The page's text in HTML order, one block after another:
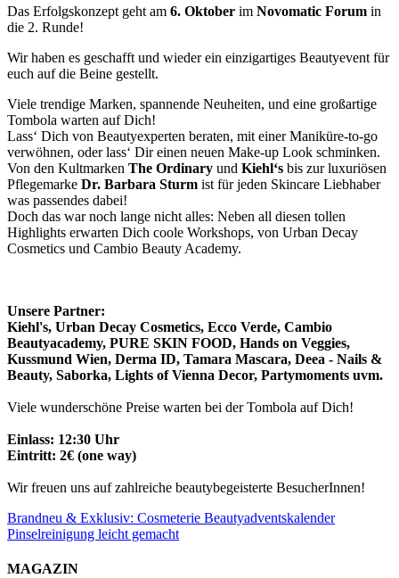
Das Erfolgskonzept geht am 6. Oktober im Novomatic Forum in
die 2. Runde!
Wir haben es geschafft und wieder ein einzigartiges Beautyevent für
euch auf die Beine gestellt.
Viele trendige Marken, spannende Neuheiten, und eine großartige
Tombola warten auf Dich!
Lass‘ Dich von Beautyexperten beraten, mit einer Maniküre-to-go
verwöhnen, oder lass‘ Dir einen neuen Make-up Look schminken.
Von den Kultmarken The Ordinary und Kiehl‘s bis zur luxuriösen
Pflegemarke Dr. Barbara Sturm ist für jeden Skincare Liebhaber
was passendes dabei!
Doch das war noch lange nicht alles: Neben all diesen tollen
Highlights erwarten Dich coole Workshops, von Urban Decay
Cosmetics und Cambio Beauty Academy.
Unsere Partner:
Kiehl's, Urban Decay Cosmetics, Ecco Verde, Cambio
Beautyacademy, PURE SKIN FOOD, Hands on Veggies,
Kussmund Wien, Derma ID, Tamara Mascara, Deea - Nails &
Beauty, Saborka, Lights of Vienna Decor, Partymoments uvm.
Viele wunderschöne Preise warten bei der Tombola auf Dich!
Einlass: 12:30 Uhr
Eintritt: 2€ (one way)
Wir freuen uns auf zahlreiche beautybegeisterte BesucherInnen!
Brandneu & Exklusiv: Cosmeterie Beautyadventskalender
Pinselreinigung leicht gemacht
MAGAZIN